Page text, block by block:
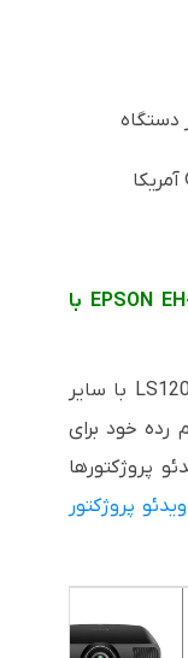
دستگاه
مقایسه ویدئو پروژکتور EPSON EH-LS9000 با
مقایسه ویدئو پروژکتور اپسون LS12000 با سایر
رده خود برای
پروژکتورها
پروژکتور